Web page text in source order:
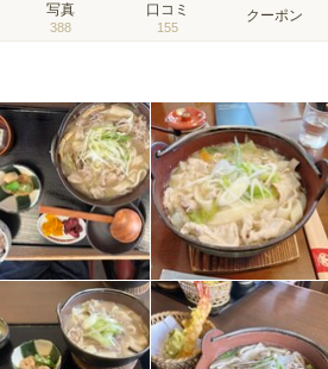
写真
388
口コミ
155
クーポン